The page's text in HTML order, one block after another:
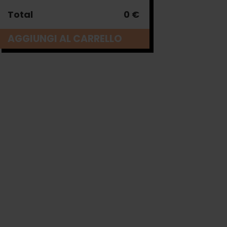
Total 0 €
AGGIUNGI AL CARRELLO